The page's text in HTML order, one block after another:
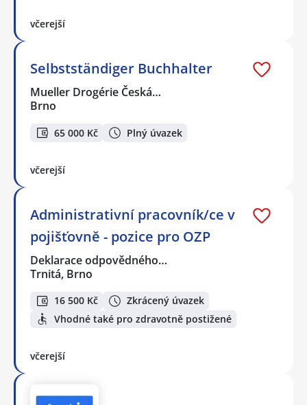
včerejší
Selbstständiger Buchhalter
Mueller Drogérie Česká…
Brno
65 000 Kč Plný úvazek
včerejší
Administrativní pracovník/ce v
pojišťovně - pozice pro OZP
Deklarace odpovědného…
Trnitá, Brno
16 500 Kč
Zkrácený úvazek
Vhodné také pro zdravotně postižené
včerejší